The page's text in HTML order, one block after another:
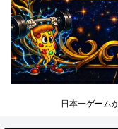
日本一ゲーム